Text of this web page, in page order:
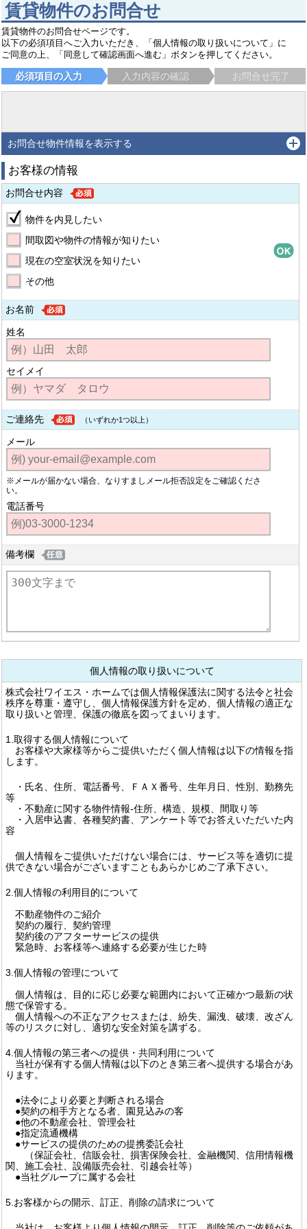
賃貸物件のお問合せ
賃貸物件のお問合せページです。
以下の必須項目へご入力いただき、「個人情報の取り扱いについて」に
ご同意の上、「同意して確認画面へ進む」ボタンを押してください。
必須項目の入力 入力内容の確認 お問合せ完了
お問合せ物件情報を表示する
お客様の情報
お問合せ内容
物件を内見したい
間取図や物件の情報が知りたい
現在の空室状況を知りたい
その他
お名前
姓名
セイメイ
ご連絡先 （いずれか1つ以上）
メール
※メールが届かない場合、なりすましメール拒否設定をご確認くださ
い。
電話番号
備考欄
個人情報の取り扱いについて
株式会社ワイエス・ホームでは個人情報保護法に関する法令と社会
秩序を尊重・遵守し、個人情報保護方針を定め、個人情報の適正な
取り扱いと管理、保護の徹底を図ってまいります。
1.取得する個人情報について
お客様や大家様等からご提供いただく個人情報は以下の情報を指
します。
・氏名、住所、電話番号、ＦＡＸ番号、生年月日、性別、勤務先
等
・不動産に関する物件情報-住所、構造、規模、間取り等
・入居申込書、各種契約書、アンケート等でお答えいただいた内
容
個人情報をご提供いただけない場合には、サービス等を適切に提
供できない場合がございますこともあらかじめご了承下さい。
2.個人情報の利用目的について
不動産物件のご紹介
契約の履行、契約管理
契約後のアフターサービスの提供
緊急時、お客様等へ連絡する必要が生じた時
3.個人情報の管理について
個人情報は、目的に応じ必要な範囲内において正確かつ最新の状
態で保管する。
個人情報への不正なアクセスまたは、紛失、漏洩、破壊、改ざん
等のリスクに対し、適切な安全対策を講ずる。
4.個人情報の第三者への提供・共同利用について
当社が保有する個人情報は以下のとき第三者へ提供する場合があ
ります。
●法令により必要と判断される場合
●契約の相手方となる者、園見込みの客
●他の不動産会社、管理会社
●指定流通機構
●サービスの提供のための提携委託会社
（保証会社、信販会社、損害保険会社、金融機関、信用情報機
関、施工会社、設備販売会社、引越会社等）
●当社グループに属する会社
5.お客様からの開示、訂正、削除の請求について